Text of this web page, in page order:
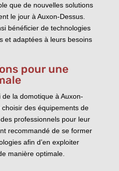
que de nouvelles solutions
le jour à Auxon-Dessus.
bénéficier de technologies
et adaptées à leurs besoins
pour une
la domotique à Auxon-
des équipements de
professionnels pour leur
recommandé de se former
afin d’en exploiter
manière optimale.